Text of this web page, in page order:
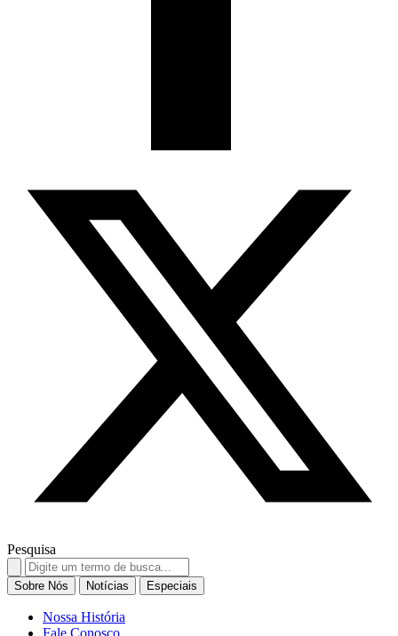
Pesquisa
Search
for:
Sobre Nós Notícias Especiais
Nossa História